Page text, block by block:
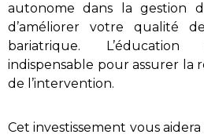
autonome dans la gestion
d’améliorer votre qualité
bariatrique.
indispensable pour assurer la
de l’intervention.
Cet investissement vous